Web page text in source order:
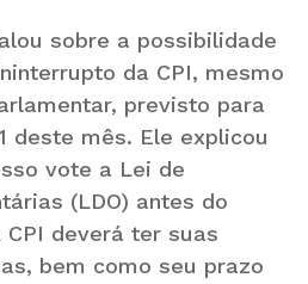
sobre a possibilidade
da CPI, mesmo
previsto para
deste mês. Ele explicou
vote a Lei de
(LDO) antes do
deverá ter suas
bem como seu prazo